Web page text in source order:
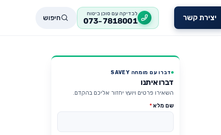
יצירת קשר לבדיקה עם סוכן ביטוח
073-7818001 חיפוש
דברו עם מומחה SAVEY
דברו איתנו
השאירו פרטים ויועץ יחזור אליכם בהקדם.
שם מלא*